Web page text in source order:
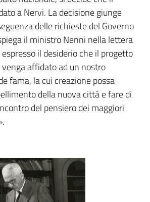
a Nervi. La decisione giunge
delle richieste del Governo
il ministro Nenni nella lettera
espresso il desiderio che il progetto
affidato ad un nostro
fama, la cui creazione possa
della nuova città e fare di
del pensiero dei maggiori